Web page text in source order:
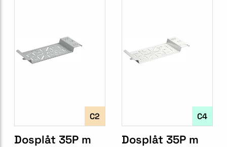
C2
Dosplåt 35P m
C4
Dosplåt 35P m